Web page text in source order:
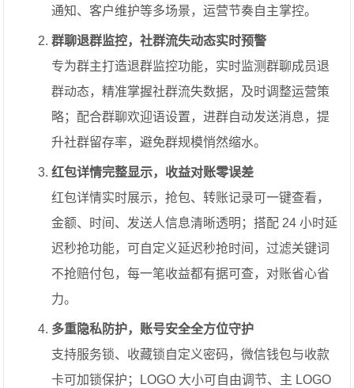
通知、客户维护等多场景，运营节奏自主掌控。
群聊退群监控，社群流失动态实时预警
专为群主打造退群监控功能，实时监测群聊成员退
群动态，精准掌握社群流失数据，及时调整运营策
略；配合群聊欢迎语设置，进群自动发送消息，提
升社群留存率，避免群规模悄然缩水。
红包详情完整显示，收益对账零误差
红包详情实时展示，抢包、转账记录可一键查看，
金额、时间、发送人信息清晰透明；搭配 24 小时延
迟秒抢功能，可自定义延迟秒抢时间，过滤关键词
不抢赔付包，每一笔收益都有据可查，对账省心省
力。
多重隐私防护，账号安全全方位守护
支持服务锁、收藏锁自定义密码，微信钱包与收款
卡可加锁保护；LOGO 大小可自由调节、主 LOGO